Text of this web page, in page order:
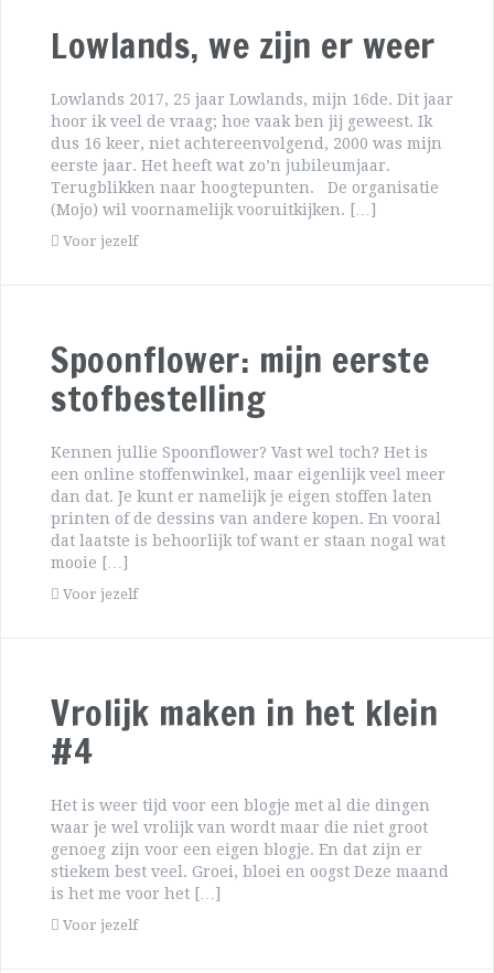
Lowlands, we zijn er weer
Lowlands 2017, 25 jaar Lowlands, mijn 16de. Dit jaar
hoor ik veel de vraag; hoe vaak ben jij geweest. Ik
dus 16 keer, niet achtereenvolgend, 2000 was mijn
eerste jaar. Het heeft wat zo’n jubileumjaar.
Terugblikken naar hoogtepunten. De organisatie
(Mojo) wil voornamelijk vooruitkijken. […]
Voor jezelf
Spoonflower: mijn eerste
stofbestelling
Kennen jullie Spoonflower? Vast wel toch? Het is
een online stoffenwinkel, maar eigenlijk veel meer
dan dat. Je kunt er namelijk je eigen stoffen laten
printen of de dessins van andere kopen. En vooral
dat laatste is behoorlijk tof want er staan nogal wat
mooie […]
Voor jezelf
Vrolijk maken in het klein
#4
Het is weer tijd voor een blogje met al die dingen
waar je wel vrolijk van wordt maar die niet groot
genoeg zijn voor een eigen blogje. En dat zijn er
stiekem best veel. Groei, bloei en oogst Deze maand
is het me voor het […]
Voor jezelf